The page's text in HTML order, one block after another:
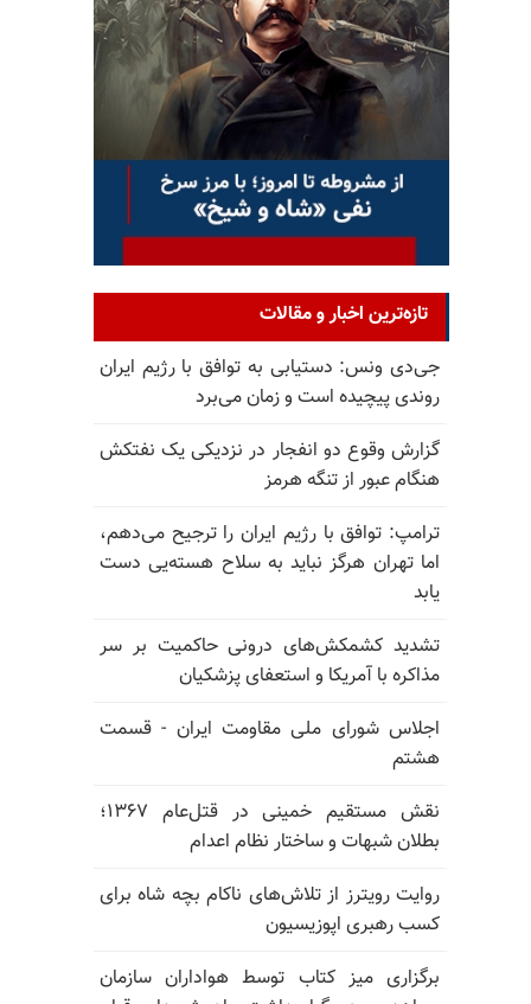
تازه‌ترین اخبار و مقالات
جی‌دی ونس: دستیابی به توافق با رژیم ایران
روندی پیچیده است و زمان می‌برد
گزارش وقوع دو انفجار در نزدیکی یک نفتکش
هنگام عبور از تنگه هرمز
ترامپ: توافق با رژیم ایران را ترجیح می‌دهم،
اما تهران هرگز نباید به سلاح هسته‌یی دست
یابد
تشدید کشمکش‌های درونی حاکمیت بر سر
مذاکره با آمریکا و استعفای پزشکیان
اجلاس شورای ملی مقاومت ایران - قسمت
هشتم
نقش مستقیم خمینی در قتل‌عام ۱۳۶۷؛
بطلان شبهات و ساختار نظام اعدام
روایت رویترز از تلاش‌های ناکام بچه شاه برای
کسب رهبری اپوزیسیون
برگزاری میز کتاب توسط هواداران سازمان